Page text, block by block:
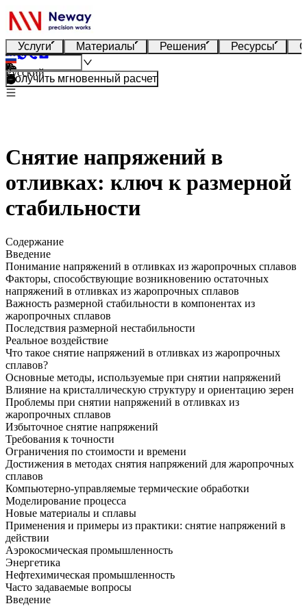
Услуги Материалы Решения Ресурсы
Русский
Получить мгновенный расчет
Снятие напряжений в
отливках: ключ к размерной
стабильности
Содержание
Введение
Понимание напряжений в отливках из жаропрочных сплавов
Факторы, способствующие возникновению остаточных
напряжений в отливках из жаропрочных сплавов
Важность размерной стабильности в компонентах из
жаропрочных сплавов
Последствия размерной нестабильности
Реальное воздействие
Что такое снятие напряжений в отливках из жаропрочных
сплавов?
Основные методы, используемые при снятии напряжений
Влияние на кристаллическую структуру и ориентацию зерен
Проблемы при снятии напряжений в отливках из
жаропрочных сплавов
Избыточное снятие напряжений
Требования к точности
Ограничения по стоимости и времени
Достижения в методах снятия напряжений для жаропрочных
сплавов
Компьютерно-управляемые термические обработки
Моделирование процесса
Новые материалы и сплавы
Применения и примеры из практики: снятие напряжений в
действии
Аэрокосмическая промышленность
Энергетика
Нефтехимическая промышленность
Часто задаваемые вопросы
Введение